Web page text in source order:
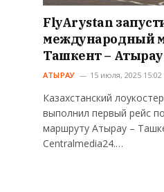
FlyArystan
международный
Ташкент – Атырау
АТЫРАУ 15 июля, 2025 15:02
Казахстанский
выполнил первый рейс
маршруту Атырау –
Centralmedia24.…